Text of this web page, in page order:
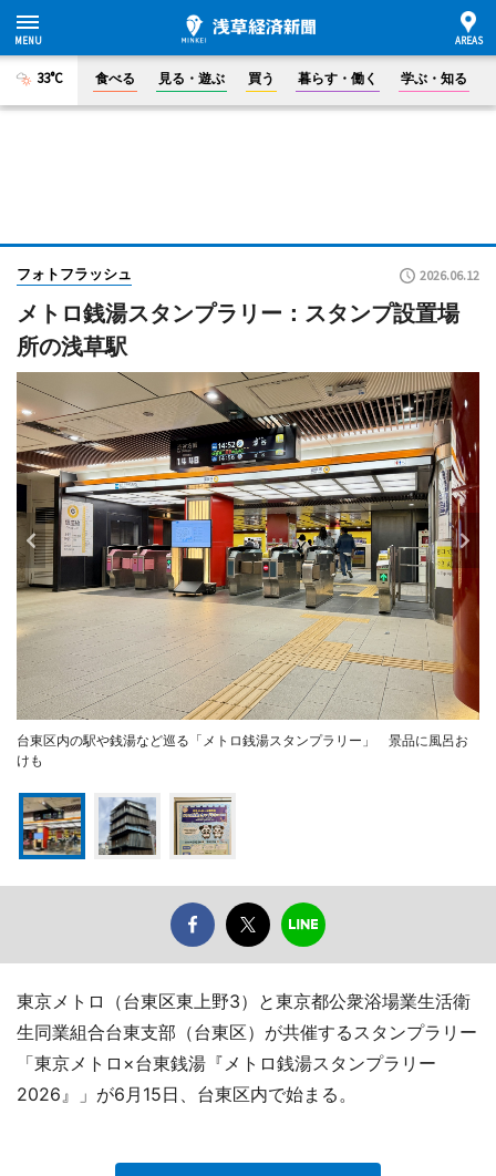
33°C 食べる 見る・遊ぶ 買う 暮らす・働く 学ぶ・知る
フォトフラッシュ 2026.06.12
メトロ銭湯スタンプラリー：スタンプ設置場
所の浅草駅
台東区内の駅や銭湯など巡る「メトロ銭湯スタンプラリー」 景品に風呂お
けも
東京メトロ（台東区東上野3）と東京都公衆浴場業生活衛
生同業組合台東支部（台東区）が共催するスタンプラリー
「東京メトロ×台東銭湯『メトロ銭湯スタンプラリー
2026』」が6月15日、台東区内で始まる。